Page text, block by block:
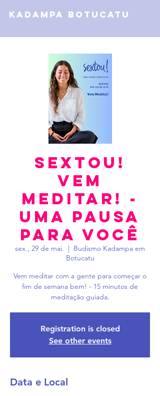
kadampa botucatu
Sextou!
Vem
Meditar! -
Uma Pausa
Para Você
sex., 29 de mai.
  |
Budismo Kadampa em
Botucatu
Vem meditar com a gente para começar o
fim de semana bem! - 15 minutos de
meditação guiada.
Registration is closed
See other events
Data e Local